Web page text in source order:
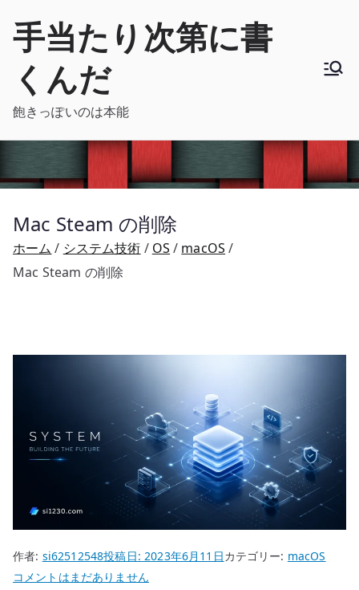
手当たり次第に書
くんだ
飽きっぽいのは本能
Mac Steam の削除
ホーム システム技術 OS
macOS
Mac Steam の削除
作者: si62512548投稿日:2023年6月11日カテゴリー: macOS
Mac
コメントはまだありません